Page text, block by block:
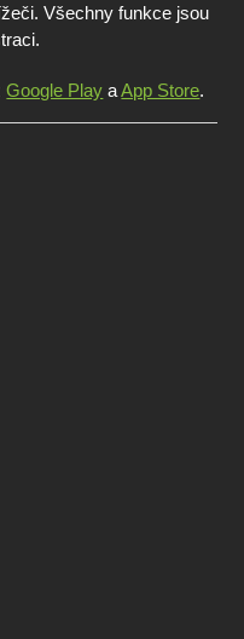
Všechny funkce jsou
Google Play aApp Store.